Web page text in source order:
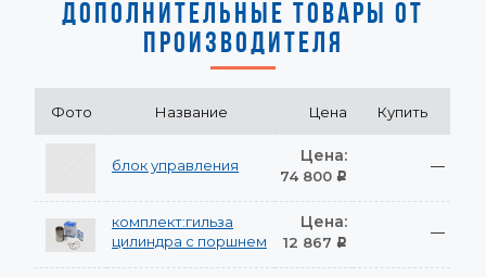
ДОПОЛНИТЕЛЬНЫЕ ТОВАРЫ ОТ
ПРОИЗВОДИТЕЛЯ
Фото Название Цена Купить
блок управления Цена:
74 800 Р
—
комплект:гильза
цилиндра с поршнем
Цена:
12 867 Р
—